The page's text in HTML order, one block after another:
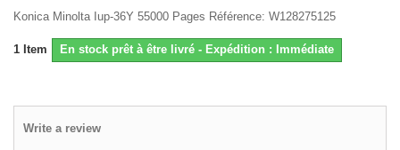
Konica Minolta Iup-36Y 55000 Pages Référence: W128275125
1 Item En stock prêt à être livré - Expédition : Immédiate
Write a review